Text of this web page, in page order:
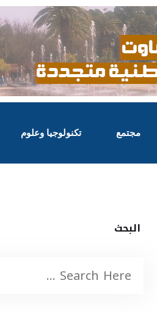
مجتمع تكنولوجيا وعلوم
البحث